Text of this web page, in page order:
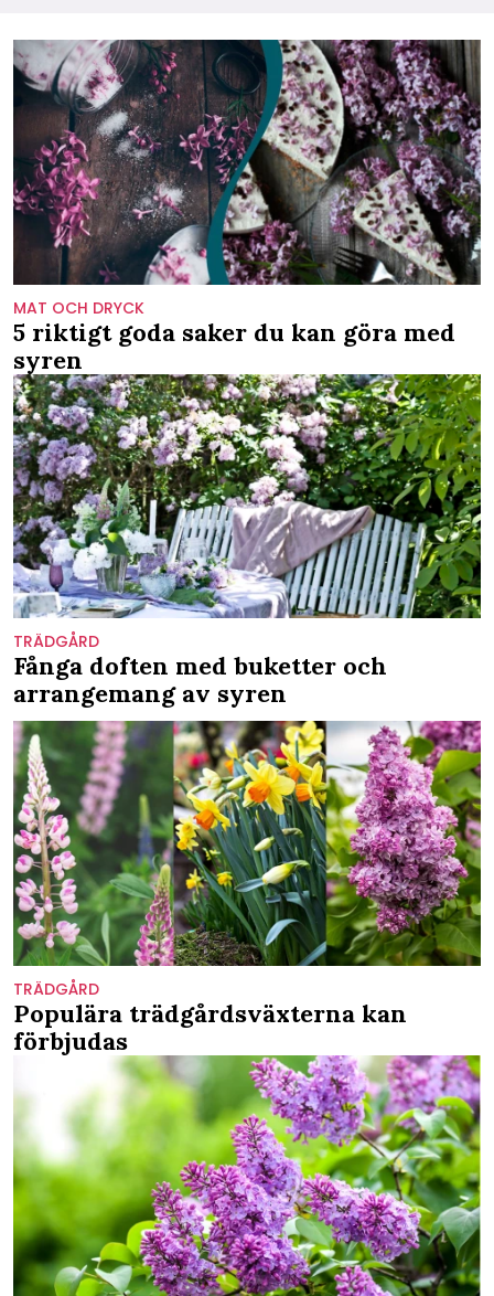
MAT OCH DRYCK
5 riktigt goda saker du kan göra med
syren
TRÄDGÅRD
Fånga doften med buketter och
arrangemang av syren
TRÄDGÅRD
Populära trädgårdsväxterna kan
förbjudas